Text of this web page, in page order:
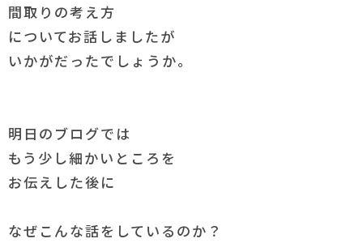
間取りの考え方
についてお話しましたが
いかがだったでしょうか。
明日のブログでは
もう少し細かいところを
お伝えした後に
なぜこんな話をしているのか？